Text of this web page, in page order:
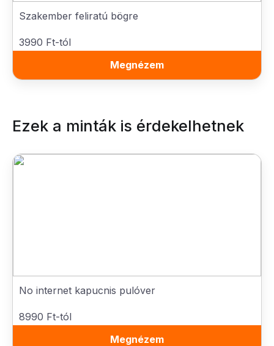
Szakember feliratú bögre
3990 Ft-tól
Megnézem
Ezek a minták is érdekelhetnek
No internet kapucnis pulóver
8990 Ft-tól
Megnézem